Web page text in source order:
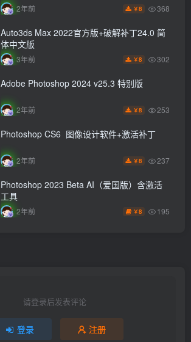
2年前 ￥8 368
Auto3ds Max 2022官方版+破解补丁24.0 简
体中文版
3年前 ￥8 302
Adobe Photoshop 2024 v25.3 特别版
2年前 ￥8 253
Photoshop CS6 图像设计软件+激活补丁
2年前 ￥8 237
Photoshop 2023 Beta AI（爱国版）含激活
工具
2年前 ￥8 195
请登录后发表评论
登录 注册